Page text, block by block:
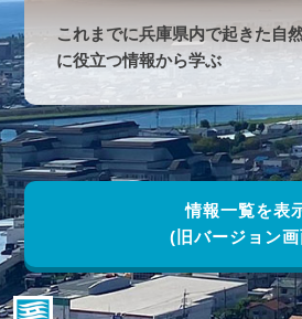
これまでに兵庫県内で起きた自
に役立つ情報から学ぶ
情報一覧を表
(旧バージョン